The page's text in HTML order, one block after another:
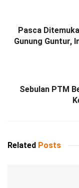
Pasca
Gunung Guntur,
Sebulan PTM
Related Posts